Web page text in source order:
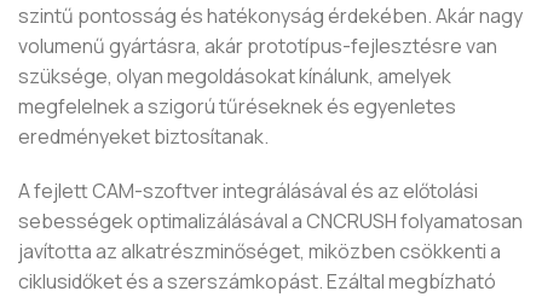
szintű pontosság és hatékonyság érdekében. Akár nagy
volumenű gyártásra, akár prototípus-fejlesztésre van
szüksége, olyan megoldásokat kínálunk, amelyek
megfelelnek a szigorú tűréseknek és egyenletes
eredményeket biztosítanak.
A fejlett CAM-szoftver integrálásával és az előtolási
sebességek optimalizálásával a CNCRUSH folyamatosan
javította az alkatrészminőséget, miközben csökkenti a
ciklusidőket és a szerszámkopást. Ezáltal megbízható